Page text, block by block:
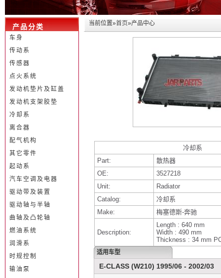
当前位置»首页»产品中心
冷却系
Part:
散热器
OE:
3527218
Unit:
Radiator
Catalog:
冷却系
Make:
梅塞德斯-奔驰
Description:
Length : 640 mm
Width : 490 mm
Thickness : 34 mm
适用车型
E-CLASS (W210) 1995/06 - 2002/03
产品分类
车身
传动系
传感器
点火系统
发动机垫片及缸盖
发动机支架胶垫
冷却系
离合器
配气机构
其它零件
起动系
汽车空调及电器
驱动带及装置
驱动轴与半轴
曲轴及凸轮轴
燃油系统
润滑系
时规控制
输油泵